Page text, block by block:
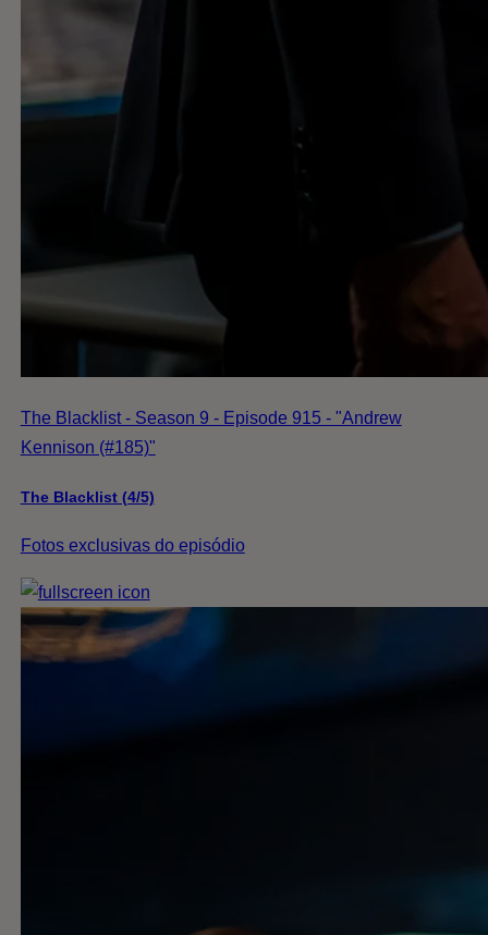
The Blacklist - Season 9 - Episode 915 - "Andrew
Kennison (#185)"
The Blacklist (4/5)
Fotos exclusivas do episódio